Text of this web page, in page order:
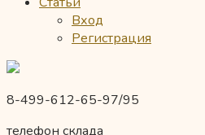
Вход
Регистрация
8-499-612-65-97/95
телефон склада